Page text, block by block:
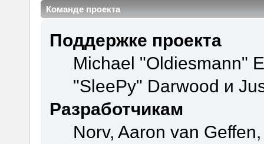
Команде проекта
Поддержке проекта
Michael "Oldiesmann"
"SleePy" Darwood и
Разработчикам
Norv, Aaron van